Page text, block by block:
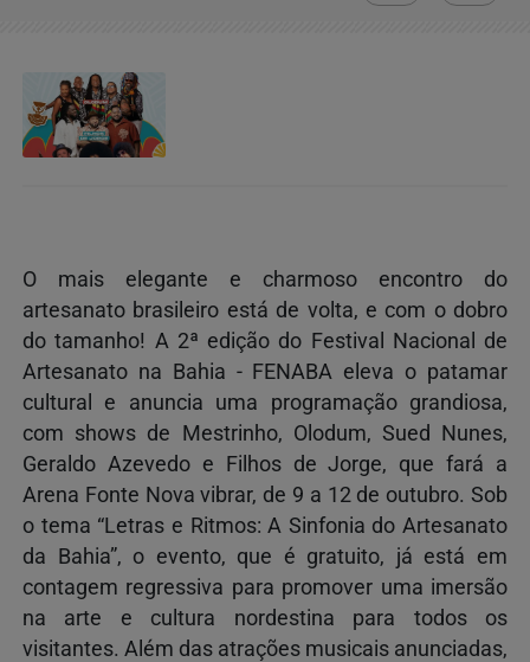
O mais elegante e charmoso encontro do
artesanato brasileiro está de volta, e com o dobro
do tamanho! A 2ª edição do Festival Nacional de
Artesanato na Bahia - FENABA eleva o patamar
cultural e anuncia uma programação grandiosa,
com shows de Mestrinho, Olodum, Sued Nunes,
Geraldo Azevedo e Filhos de Jorge, que fará a
Arena Fonte Nova vibrar, de 9 a 12 de outubro. Sob
o tema “Letras e Ritmos: A Sinfonia do Artesanato
da Bahia”, o evento, que é gratuito, já está em
contagem regressiva para promover uma imersão
na arte e cultura nordestina para todos os
visitantes. Além das atrações musicais anunciadas,